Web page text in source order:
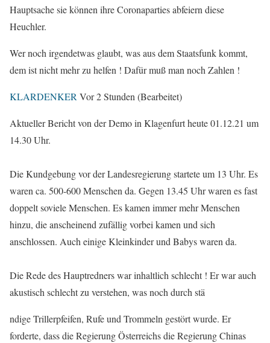
Hauptsache sie können ihre Coronaparties abfeiern diese
Heuchler.
Wer noch irgendetwas glaubt, was aus dem Staatsfunk kommt,
dem ist nicht mehr zu helfen ! Dafür muß man noch Zahlen !
KLARDENKERVor 2 Stunden(Bearbeitet)
Aktueller Bericht von der Demo in Klagenfurt heute 01.12.21 um
14.30 Uhr.
Die Kundgebung vor der Landesregierung startete um 13 Uhr. Es
waren ca. 500-600 Menschen da. Gegen 13.45 Uhr waren es fast
doppelt soviele Menschen. Es kamen immer mehr Menschen
hinzu, die anscheinend zufällig vorbei kamen und sich
anschlossen. Auch einige Kleinkinder und Babys waren da.
Die Rede des Hauptredners war inhaltlich schlecht ! Er war auch
akustisch schlecht zu verstehen, was noch durch stä
ndige Trillerpfeifen, Rufe und Trommeln gestört wurde. Er
forderte, dass die Regierung Österreichs die Regierung Chinas